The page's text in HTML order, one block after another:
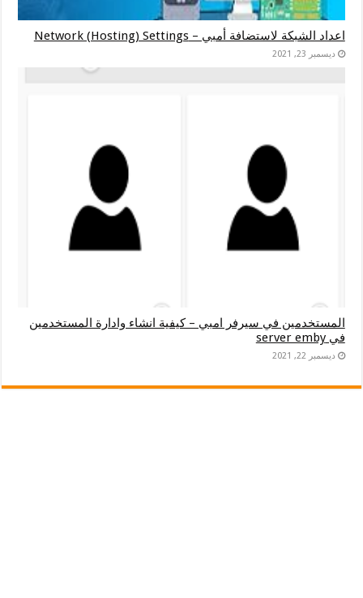
اعداد الشبكة لاستضافة أمبي – Network (Hosting) Settings
ديسمبر 23, 2021
المستخدمين في سيرفر امبي – كيفية انشاء وادارة المستخدمين
في server emby
ديسمبر 22, 2021